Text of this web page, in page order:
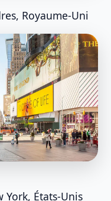
Royaume-Uni
York, États-Unis